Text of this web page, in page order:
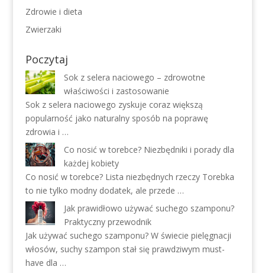
Zdrowie i dieta
Zwierzaki
Poczytaj
Sok z selera naciowego – zdrowotne
właściwości i zastosowanie
Sok z selera naciowego zyskuje coraz większą
popularność jako naturalny sposób na poprawę
zdrowia i …
Co nosić w torebce? Niezbędniki i porady dla
każdej kobiety
Co nosić w torebce? Lista niezbędnych rzeczy Torebka
to nie tylko modny dodatek, ale przede …
Jak prawidłowo używać suchego szamponu?
Praktyczny przewodnik
Jak używać suchego szamponu? W świecie pielęgnacji
włosów, suchy szampon stał się prawdziwym must-
have dla …